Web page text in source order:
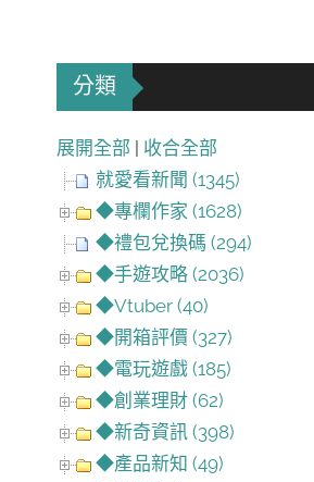
分類
展開全部 | 收合全部
就愛看新聞 (1345)
◆專欄作家 (1628)
◆禮包兌換碼 (294)
◆手遊攻略 (2036)
◆Vtuber (40)
◆開箱評價 (327)
◆電玩遊戲 (185)
◆創業理財 (62)
◆新奇資訊 (398)
◆產品新知 (49)